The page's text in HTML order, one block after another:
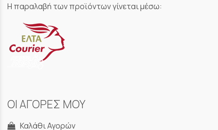
Η παραλαβή των προϊόντων γίνεται μέσω:
ΟΙ ΑΓΟΡΕΣ ΜΟΥ
Καλάθι Αγορών